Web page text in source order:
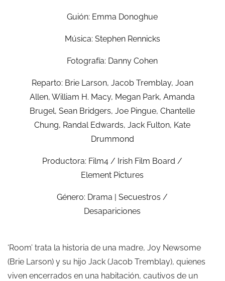
Guión: Emma Donoghue
Música: Stephen Rennicks
Fotografía: Danny Cohen
Reparto: Brie Larson, Jacob Tremblay, Joan
Allen, William H. Macy, Megan Park, Amanda
Brugel, Sean Bridgers, Joe Pingue, Chantelle
Chung, Randal Edwards, Jack Fulton, Kate
Drummond
Productora: Film4 / Irish Film Board /
Element Pictures
Género: Drama | Secuestros /
Desapariciones
‘Room’ trata la historia de una madre, Joy Newsome
(Brie Larson) y su hijo Jack (Jacob Tremblay), quienes
viven encerrados en una habitación, cautivos de un